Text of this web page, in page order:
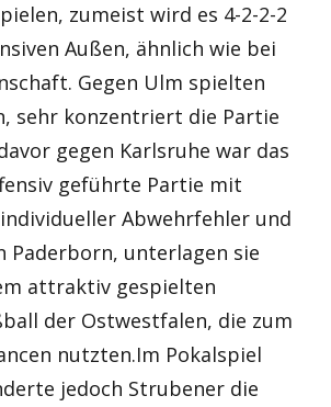
zumeist wird es 4-2-2-2
Außen, ähnlich wie bei
Gegen Ulm spielten
sehr konzentriert die Partie
gegen Karlsruhe war das
geführte Partie mit
Abwehrfehler und
Paderborn, unterlagen sie
attraktiv gespielten
der Ostwestfalen, die zum
nutzten.Im Pokalspiel
jedoch Strubener die